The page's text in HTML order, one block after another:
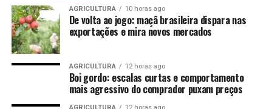
que magistradas e magistrados analisem os casos
considerando desigualdades estruturais que podem
influenciar o acesso à Justiça e a efetivação de direitos. O
documento orienta a atuação jurisdicional em diferentes
áreas do Direito e contempla situações que envolvem
mulheres, pessoas negras, indígenas, pessoas com
deficiência, população LGBTQIA+ e outros grupos em
AGRICULTURA 10 horas ago
De volta ao jogo: maçã brasileira dispara nas
exportações e mira novos mercados
AGRICULTURA 12 horas ago
Boi gordo: escalas curtas e comportamento
mais agressivo do comprador puxam preços
AGRICULTURA 12 horas ago